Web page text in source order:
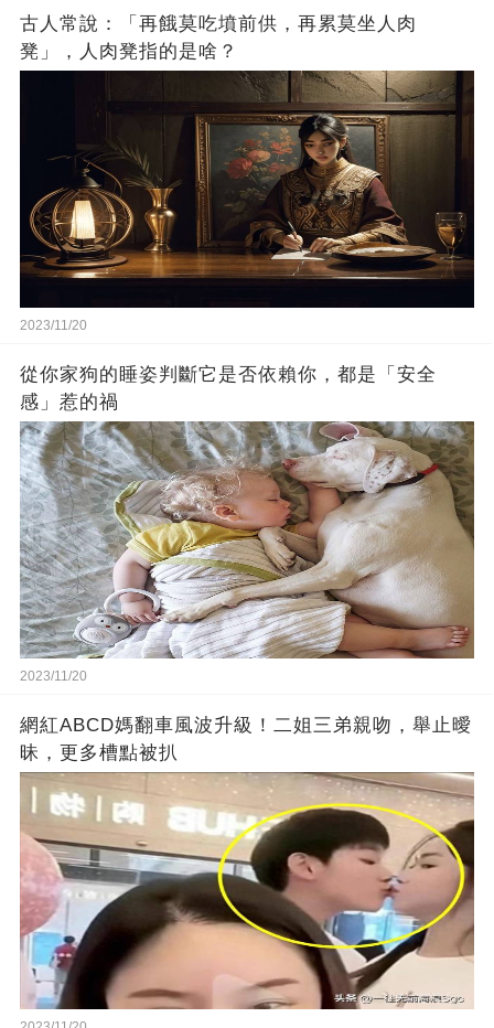
古人常說：「再餓莫吃墳前供，再累莫坐人肉
凳」，人肉凳指的是啥？
2023/11/20
從你家狗的睡姿判斷它是否依賴你，都是「安全
感」惹的禍
2023/11/20
網紅ABCD媽翻車風波升級！二姐三弟親吻，舉止曖
昧，更多槽點被扒